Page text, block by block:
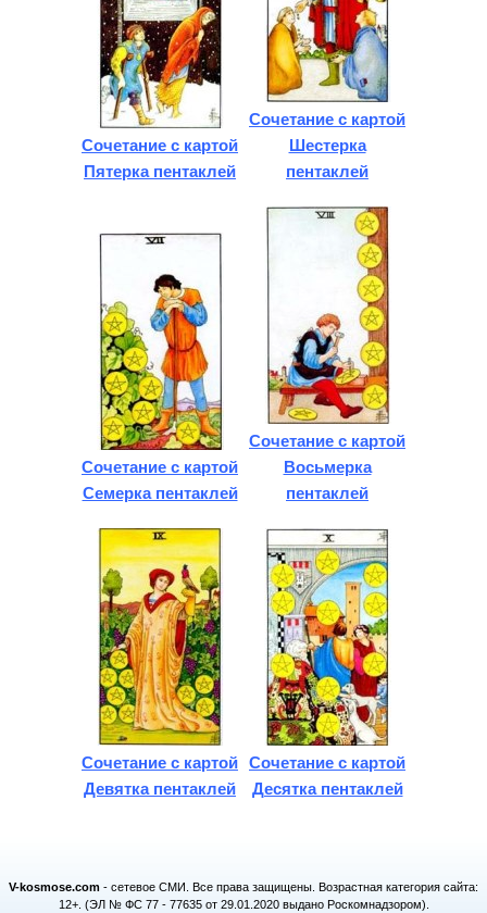
Сочетание с картой
Пятерка пентаклей
Сочетание с картой
Шестерка
пентаклей
Сочетание с картой
Семерка пентаклей
Сочетание с картой
Восьмерка
пентаклей
Сочетание с картой
Девятка пентаклей
Сочетание с картой
Десятка пентаклей
V-kosmose.com - сетевое СМИ. Все права защищены. Возрастная категория сайта:
12+. (ЭЛ № ФС 77 - 77635 от 29.01.2020 выдано Роскомнадзором).